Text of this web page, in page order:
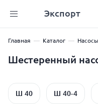
Экспорт
Главная Каталог Насосы
Шестеренный
Ш 40 Ш 40-4